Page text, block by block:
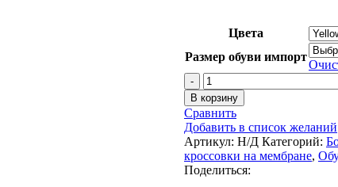
Цвета
Размер обуви импорт
Количество
товара
Полуботинки
Remington
Pathfinder
low
Yellow
Waterfowl
В корзину
Сравнить
Добавить в список желаний
Артикул: Н/Д Категорий:
кроссовки на мембране,
Поделиться: